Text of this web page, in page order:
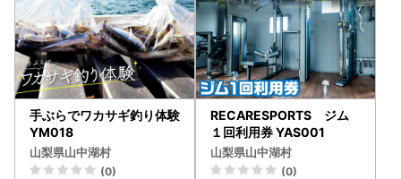
手ぶらでワカサギ釣り体験
YM018
山梨県山中湖村
(0)
RECARESPORTS ジム
１回利用券 YAS001
山梨県山中湖村
(0)